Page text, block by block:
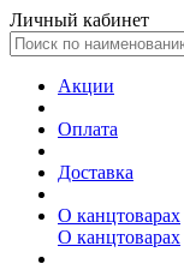
Личный кабинет
Акции
Оплата
Доставка
О канцтоварах
О канцтоварах